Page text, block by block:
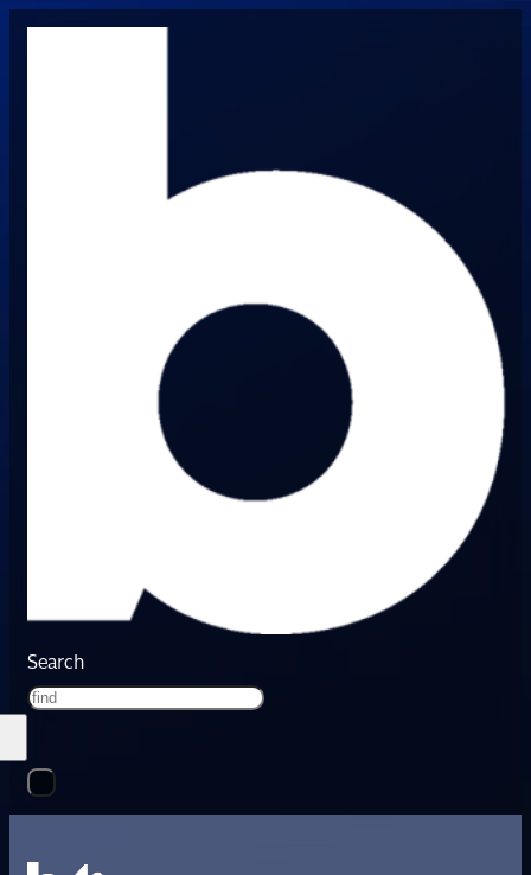
Search